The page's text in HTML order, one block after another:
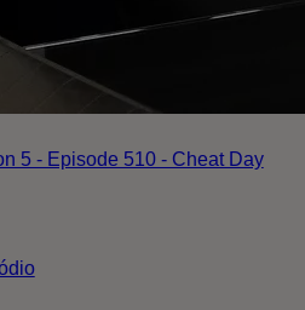
5 - Episode 510 - Cheat Day